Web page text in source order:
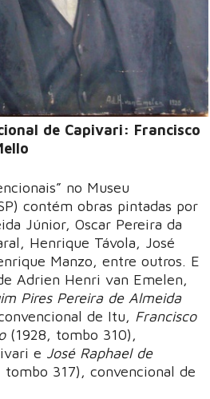
de Capivari: Francisco
no Museu
contém obras pintadas por
Júnior, Oscar Pereira da
Henrique Távola, José
Manzo, entre outros. E
Adrien Henri van Emelen,
Pires Pereira de Almeida
de Itu, Francisco
(1928, tombo 310),
e José Raphael de
317), convencional de